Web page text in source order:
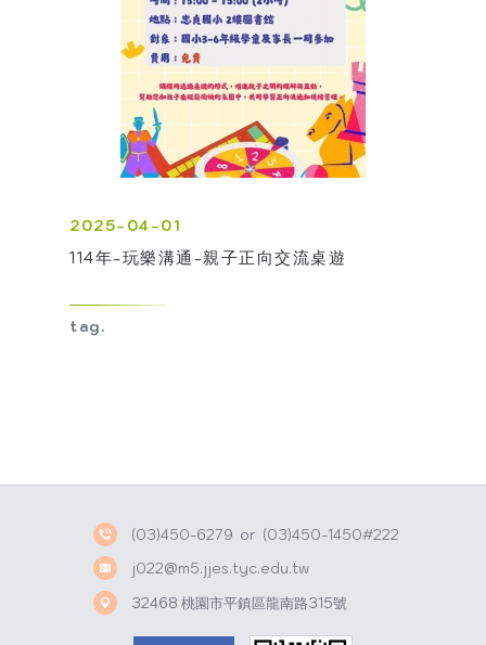
2025-04-01
114年-玩樂溝通-親子正向交流桌遊
tag.
(03)450-6279 or (03)450-1450#222
j022@m5.jjes.tyc.edu.tw
32468 桃園市平鎮區龍南路315號